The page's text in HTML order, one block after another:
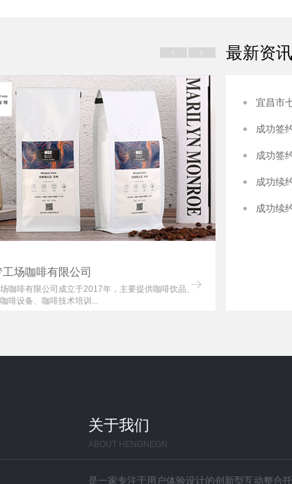
场咖啡有限公司
咖啡有限公司成立于2017年，主要提供咖啡饮品、
啡设备、咖啡技术培训...
最新资讯
宜昌市
成功签
成功签
成功续
成功续
关于我们
ABOUT HENGNEGN
是一家专注于用户体验设计的创新型互动整合托